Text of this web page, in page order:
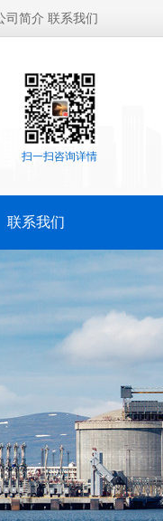
司简介 联系我们
扫一扫咨询详情
联系我们